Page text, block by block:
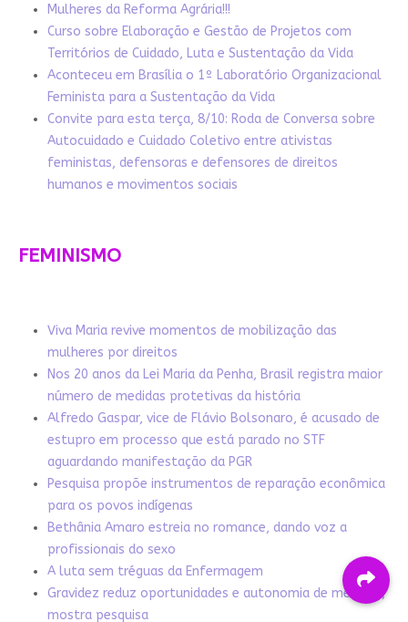
Mulheres da Reforma Agrária!!!
Curso sobre Elaboração e Gestão de Projetos com
Territórios de Cuidado, Luta e Sustentação da Vida
Aconteceu em Brasília o 1º Laboratório Organizacional
Feminista para a Sustentação da Vida
Convite para esta terça, 8/10: Roda de Conversa sobre
Autocuidado e Cuidado Coletivo entre ativistas
feministas, defensoras e defensores de direitos
humanos e movimentos sociais
FEMINISMO
Viva Maria revive momentos de mobilização das
mulheres por direitos
Nos 20 anos da Lei Maria da Penha, Brasil registra maior
número de medidas protetivas da história
Alfredo Gaspar, vice de Flávio Bolsonaro, é acusado de
estupro em processo que está parado no STF
aguardando manifestação da PGR
Pesquisa propõe instrumentos de reparação econômica
para os povos indígenas
Bethânia Amaro estreia no romance, dando voz a
profissionais do sexo
A luta sem tréguas da Enfermagem
Gravidez reduz oportunidades e autonomia de meninas,
mostra pesquisa